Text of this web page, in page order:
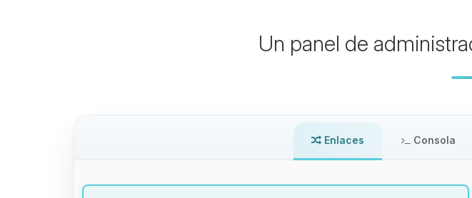
Un panel de
Enlaces Consola